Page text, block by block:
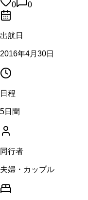
0 0
出航日
2016年4月30日
日程
5日間
同行者
夫婦・カップル